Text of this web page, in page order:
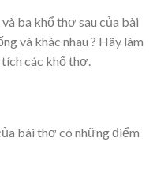
ba khổ thơ sau của bài
và khác nhau ? Hãy làm
các khổ thơ.
bài thơ có những điểm